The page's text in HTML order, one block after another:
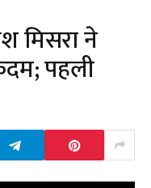
मिसरा ने
पहली